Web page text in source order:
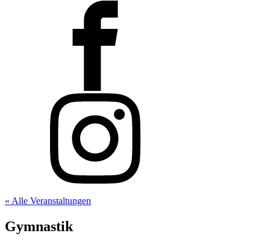
« Alle Veranstaltungen
Gymnastik